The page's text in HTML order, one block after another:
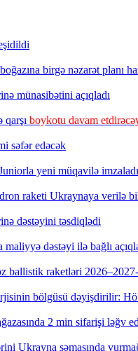
birgə nəzarət planı
münasibətini açıqladı
boykotu davam
səfər edəcək
yeni müqavilə imzaladı
raketi Ukraynaya verilə
dəstəyini təsdiqlədi
dəstəyi ilə bağlı
ballistik raketləri
bölgüsü dəyişdirilir:
2 min sifarişi ləğv
Ukrayna səmasında